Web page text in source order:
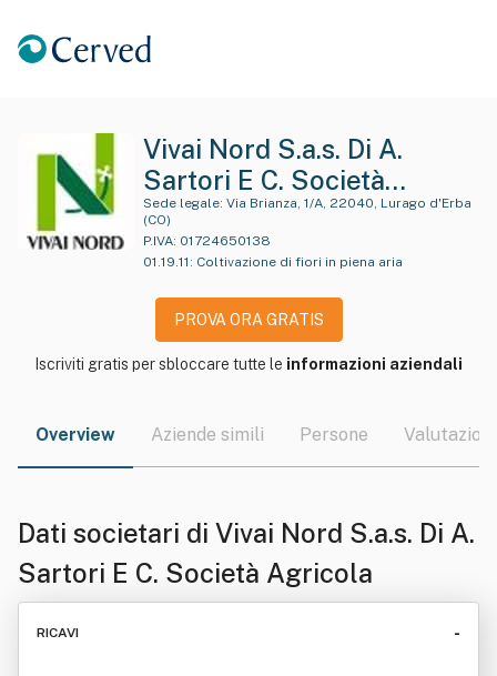
Vivai Nord S.a.s. Di A.
Sartori E C. Società
Agricola
Sede legale:
(CO)
P.IVA: 01724650138
01.19.11 : Coltivazione di fiori in piena aria
PROVA ORA GRATIS
Iscriviti gratis per sbloccare tutte le informazioni aziendali
Overview Aziende simili Persone Valutazioni
Dati societari di Vivai Nord S.a.s. Di A.
Sartori E C. Società Agricola
RICAVI -